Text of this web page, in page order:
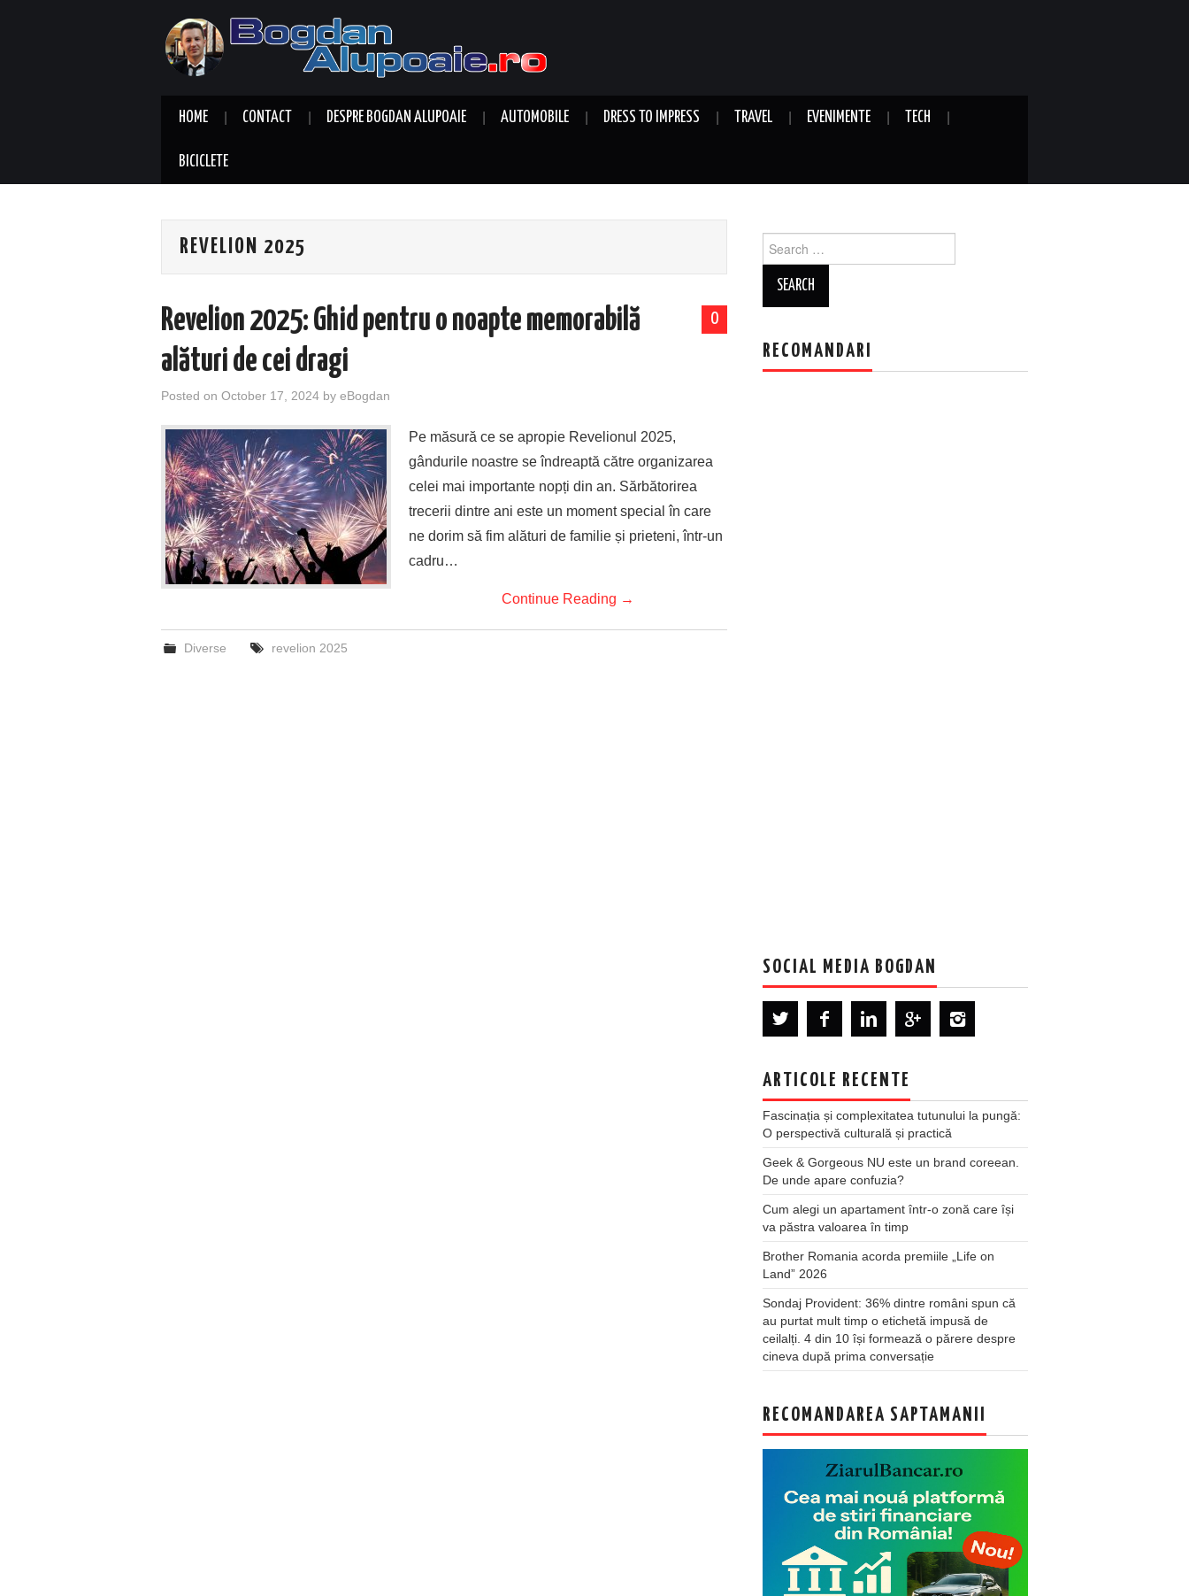
HOME CONTACT DESPRE BOGDAN ALUPOAIE AUTOMOBILE DRESS TO IMPRESS TRAVEL EVENIMENTE TECH
BICICLETE
REVELION 2025
0
Revelion 2025: Ghid pentru o noapte memorabilă
alături de cei dragi
Posted on October 17, 2024 by eBogdan
Pe măsură ce se apropie Revelionul 2025,
gândurile noastre se îndreaptă către organizarea
celei mai importante nopți din an. Sărbătorirea
trecerii dintre ani este un moment special în care
ne dorim să fim alături de familie și prieteni, într-un
cadru…
Continue Reading →
Diverse revelion 2025
for:
RECOMANDARI
SOCIAL MEDIA BOGDAN
ARTICOLE RECENTE
Fascinația și complexitatea tutunului la pungă:
O perspectivă culturală și practică
Geek & Gorgeous NU este un brand coreean.
De unde apare confuzia?
Cum alegi un apartament într-o zonă care își
va păstra valoarea în timp
Brother Romania acorda premiile „Life on
Land” 2026
Sondaj Provident: 36% dintre români spun că
au purtat mult timp o etichetă impusă de
ceilalți. 4 din 10 își formează o părere despre
cineva după prima conversație
RECOMANDAREA SAPTAMANII